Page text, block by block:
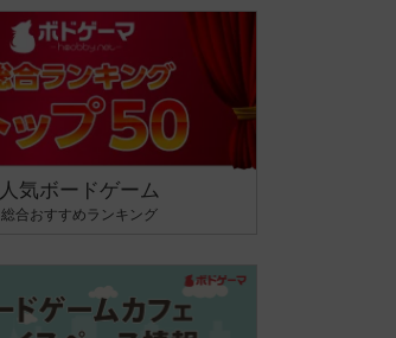
人気ボードゲーム
総合おすすめランキング